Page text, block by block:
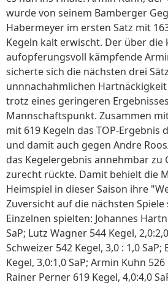
wurde von seinem Bamberger
Habermeyer im ersten Satz mit
Kegeln kalt erwischt. Der über
aufopferungsvoll kämpfende
sicherte sich die nächsten drei
unnnachahmlichen
trotz eines geringeren
Mannschaftspunkt. Zusammen
mit 619 Kegeln das TOP-Ergebnis
und damit auch gegen Andre
das Kegelergebnis annehmbar zu
zurecht rückte. Damit behielt die
Heimspiel in dieser Saison ihre
Zuversicht auf die nächsten
Einzelnen spielten: Johannes
SaP; Lutz Wagner 544 Kegel,
Schweizer 542 Kegel, 3,0 : 1,0
Kegel, 3,0:1,0 SaP; Armin Kuhn 526
Rainer Perner 619 Kegel, 4,0:4,0